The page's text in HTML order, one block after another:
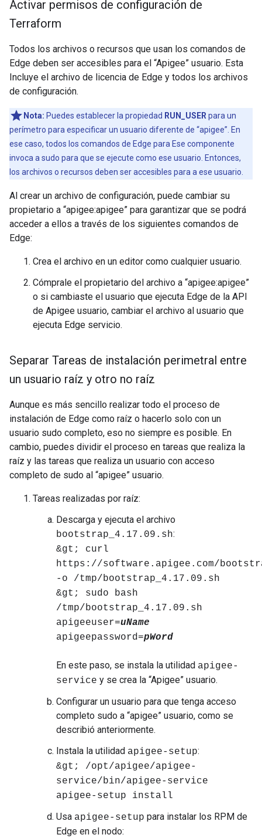
Activar permisos de configuración de
Terraform
Todos los archivos o recursos que usan los comandos de
Edge deben ser accesibles para el “Apigee” usuario. Esta
Incluye el archivo de licencia de Edge y todos los archivos
de configuración.
Nota: Puedes establecer la propiedad RUN_USER para un
perímetro para especificar un usuario diferente de “apigee”. En
ese caso, todos los comandos de Edge para Ese componente
invoca a sudo para que se ejecute como ese usuario. Entonces,
los archivos o recursos deben ser accesibles para a ese usuario.
Al crear un archivo de configuración, puede cambiar su
propietario a “apigee:apigee” para garantizar que se podrá
acceder a ellos a través de los siguientes comandos de
Edge:
Crea el archivo en un editor como cualquier usuario.
Cómprale el propietario del archivo a “apigee:apigee”
o si cambiaste el usuario que ejecuta Edge de la API
de Apigee usuario, cambiar el archivo al usuario que
ejecuta Edge servicio.
Separar Tareas de instalación perimetral entre
un usuario raíz y otro no raíz
Aunque es más sencillo realizar todo el proceso de
instalación de Edge como raíz o hacerlo solo con un
usuario sudo completo, eso no siempre es posible. En
cambio, puedes dividir el proceso en tareas que realiza la
raíz y las tareas que realiza un usuario con acceso
completo de sudo al “apigee” usuario.
Tareas realizadas por raíz:
Descarga y ejecuta el archivo
bootstrap_4.17.09.sh:
&gt; curl
https://software.apigee.com/
-o /tmp/bootstrap_4.17.09.sh
&gt; sudo bash
/tmp/bootstrap_4.17.09.sh
apigeeuser=uName
apigeepassword=pWord
En este paso, se instala la utilidad apigee-
service y se crea la “Apigee” usuario.
Configurar un usuario para que tenga acceso
completo sudo a “apigee” usuario, como se
describió anteriormente.
Instala la utilidad apigee-setup:
&gt; /opt/apigee/apigee-
service/bin/apigee-service
apigee-setup install
Usa apigee-setup para instalar los RPM de
Edge en el nodo: